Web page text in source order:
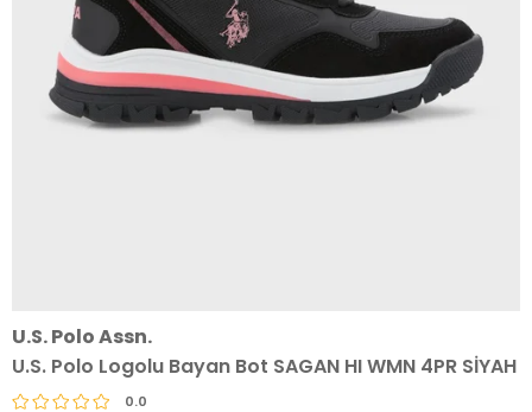
U.S. Polo Assn.
U.S. Polo Logolu Bayan Bot SAGAN HI WMN 4PR SİYAH
0.0